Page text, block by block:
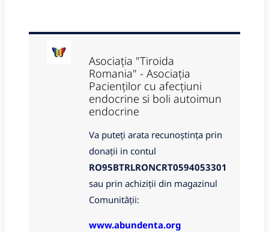
Asociația "Tiroida
Romania" - Asociația
Pacienților cu afecțiuni
endocrine si boli autoimun
endocrine
Va puteți arata recunoștința prin
donații in contul
RO95BTRLRONCRT0594053301
sau prin achiziții din magazinul
Comunității:
www.abundenta.org